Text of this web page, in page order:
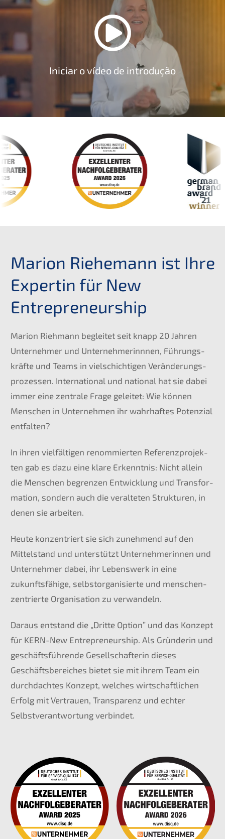
Inici­ar o vídeo de introdução
Marion Riehe­mann ist Ihre
Exper­tin für New
Entrepreneurship
Marion Riehmann beglei­tet seit knapp 20 Jahren
Unter­neh­mer und Unter­neh­me­rinn­nen, Führungs­
kräf­te und Teams in vielschich­ti­gen Verän­de­rungs­
pro­zes­sen. Inter­na­tio­nal und natio­nal hat sie dabei
immer eine zentra­le Frage gelei­tet: Wie können
Menschen in Unter­neh­men ihr wahrhaf­tes Poten­zi­al
entfalten?
In ihren vielfäl­ti­gen renom­mier­ten Referenz­pro­jek­
ten gab es dazu eine klare Erkennt­nis: Nicht allein
die Menschen begren­zen Entwick­lung und Trans­for­
ma­ti­on, sondern auch die veral­te­ten Struk­tu­ren, in
denen sie arbeiten.
Heute konzen­triert sie sich zuneh­mend auf den
Mittel­stand und unter­stützt Unter­neh­me­rin­nen und
Unter­neh­mer dabei, ihr Lebens­werk in eine
zukunfts­fä­hi­ge, selbst­or­ga­ni­sier­te und menschen­
zen­trier­te Organi­sa­ti­on zu verwandeln.
Daraus entstand die „Dritte Option” und das Konzept
für KERN-New Entre­pre­neur­ship. Als Gründe­rin und
geschäfts­füh­ren­de Gesell­schaf­te­rin dieses
Geschäfts­be­rei­ches bietet sie mit ihrem Team ein
durch­dach­tes Konzept, welches wirtschaft­li­chen
Erfolg mit Vertrau­en, Trans­pa­renz und echter
Selbst­ver­ant­wor­tung verbindet.